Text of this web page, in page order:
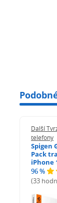
Další
telefony
Spigen
Pack
iPhone
96 %
(33